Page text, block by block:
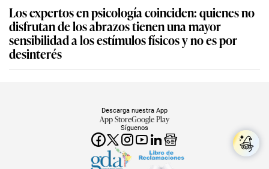
Los expertos en psicología coinciden: quienes no
disfrutan de los abrazos tienen una mayor
sensibilidad a los estímulos físicos y no es por
desinterés
Síguenos
Descarga nuestra App
App StoreGoogle Play